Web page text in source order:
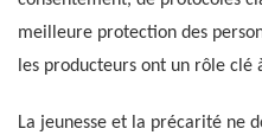
meilleure protection des
les producteurs ont un rôle clé
La jeunesse et la précarité ne